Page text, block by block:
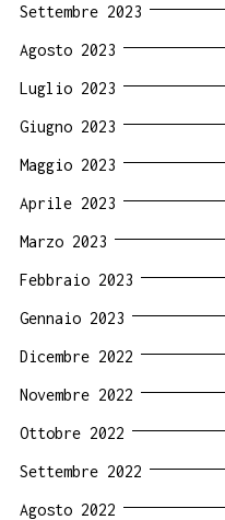
Settembre 2023
Agosto 2023
Luglio 2023
Giugno 2023
Maggio 2023
Aprile 2023
Marzo 2023
Febbraio 2023
Gennaio 2023
Dicembre 2022
Novembre 2022
Ottobre 2022
Settembre 2022
Agosto 2022